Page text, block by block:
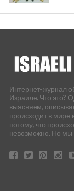
Интернет-журнал
Израиле. Что это?
выясняем,
происходит в мире
потому, что
невозможно. Но мы